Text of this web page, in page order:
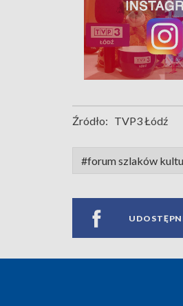
Źródło: TVP3 Łódź
#forum szlaków